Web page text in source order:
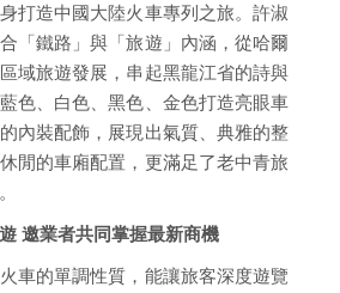
打造中國大陸火車專列之旅。許淑
「鐵路」與「旅遊」內涵，從哈爾
域旅遊發展，串起黑龍江省的詩與
色、白色、黑色、金色打造亮眼車
內裝配飾，展現出氣質、典雅的整
閒的車廂配置，更滿足了老中青旅
邀業者共同掌握最新商機
車的單調性質，能讓旅客深度遊覽